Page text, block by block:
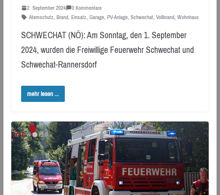
2. September 2024
0 Kommentare
Atemschutz, Brand, Einsatz, Garage, PV-Anlage, Schwechat, Vollbrand, Wohnhaus
SCHWECHAT (NÖ): Am Sonntag, den 1. September
2024, wurden die Freiwillige Feuerwehr Schwechat und
Schwechat-Rannersdorf
mehr lesen ...